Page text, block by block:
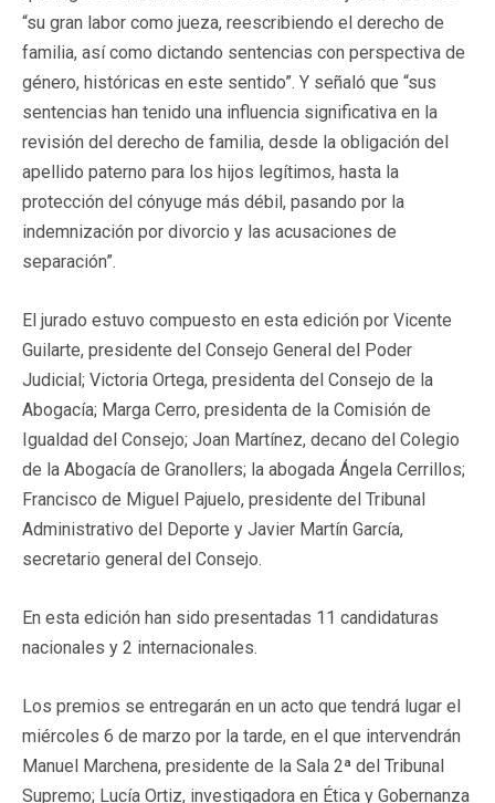
“su gran labor como jueza, reescribiendo el derecho de
familia, así como dictando sentencias con perspectiva de
género, históricas en este sentido”. Y señaló que “sus
sentencias han tenido una influencia significativa en la
revisión del derecho de familia, desde la obligación del
apellido paterno para los hijos legítimos, hasta la
protección del cónyuge más débil, pasando por la
indemnización por divorcio y las acusaciones de
separación”.
El jurado estuvo compuesto en esta edición por Vicente
Guilarte, presidente del Consejo General del Poder
Judicial; Victoria Ortega, presidenta del Consejo de la
Abogacía; Marga Cerro, presidenta de la Comisión de
Igualdad del Consejo; Joan Martínez, decano del Colegio
de la Abogacía de Granollers; la abogada Ángela Cerrillos;
Francisco de Miguel Pajuelo, presidente del Tribunal
Administrativo del Deporte y Javier Martín García,
secretario general del Consejo.
En esta edición han sido presentadas 11 candidaturas
nacionales y 2 internacionales.
Los premios se entregarán en un acto que tendrá lugar el
miércoles 6 de marzo por la tarde, en el que intervendrán
Manuel Marchena, presidente de la Sala 2ª del Tribunal
Supremo; Lucía Ortiz, investigadora en Ética y Gobernanza